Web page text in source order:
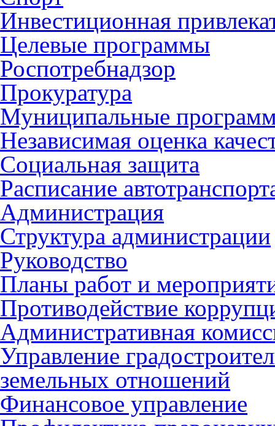
Инвестиционная
Целевые программы
Роспотребнадзор
Прокуратура
Муниципальные
Независимая оценка
Социальная защита
Расписание
Администрация
Структура администрации
Руководство
Планы работ и
Противодействие
Административная
Управление
земельных отношений
Финансовое управление